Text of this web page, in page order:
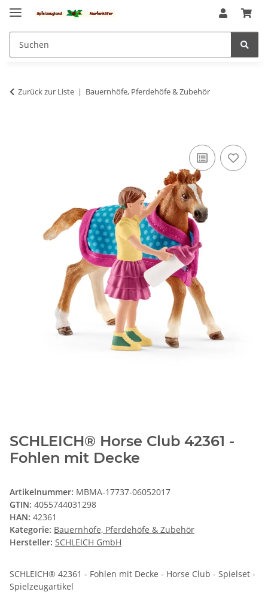
Zurück zur Liste Bauernhöfe, Pferdehöfe & Zubehör
SCHLEICH® Horse Club 42361 -
Fohlen mit Decke
Artikelnummer: MBMA-17737-06052017
GTIN: 4055744031298
HAN: 42361
Kategorie: Bauernhöfe, Pferdehöfe & Zubehör
Hersteller: SCHLEICH GmbH
SCHLEICH® 42361 - Fohlen mit Decke - Horse Club - Spielset -
Spielzeugartikel